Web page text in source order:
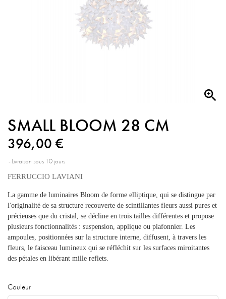

SMALL BLOOM 28 CM
396,00 €
Livraison sous 10 jours
FERRUCCIO LAVIANI
La gamme de luminaires Bloom de forme elliptique, qui se distingue par
l'originalité de sa structure recouverte de scintillantes fleurs aussi pures et
précieuses que du cristal, se décline en trois tailles différentes et propose
plusieurs fonctionnalités : suspension, applique ou plafonnier. Les
ampoules, positionnées sur la structure interne, diffusent, à travers les
fleurs, le faisceau lumineux qui se réfléchit sur les surfaces miroitantes
des pétales en libérant mille reflets.
Couleur